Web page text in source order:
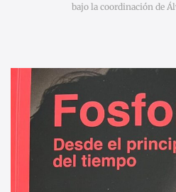
bajo la coordinación de